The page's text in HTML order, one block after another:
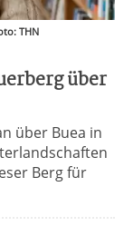
THN
über
über Buea in
Berg für